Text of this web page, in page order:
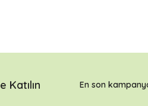
Katılın En son